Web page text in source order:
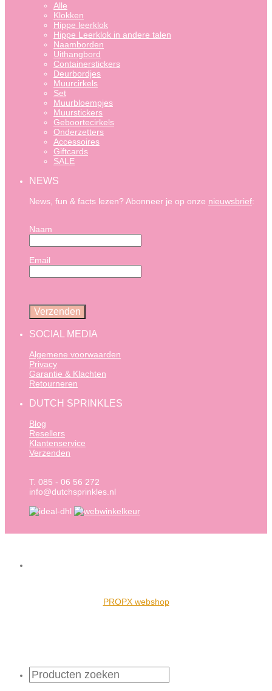
Alle
Klokken
Hippe leerklok
Hippe Leerklok in andere talen
Naamborden
Uithangbord
Containerstickers
Deurbordjes
Muurcirkels
Set
Muurbloempjes
Muurstickers
Geboortecirkels
Onderzetters
Accessoires
Giftcards
SALE
NEWS
News, fun & facts lezen? Abonneer je op onze nieuwsbrief:
Naam
Email
SOCIAL MEDIA
Algemene voorwaarden
Privacy
Garantie & Klachten
Retourneren
DUTCH SPRINKLES
Blog
Resellers
Klantenservice
Verzenden
T. 085 - 06 56 272
info@dutchsprinkles.nl
PROPX webshop